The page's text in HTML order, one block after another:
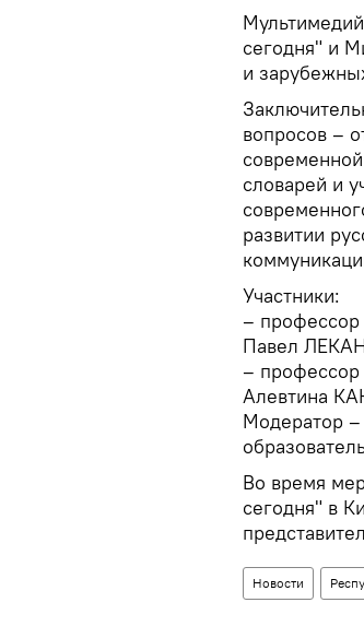
сегодня" и
и
вопросов –
словарей и
развитии
Участники:
– профессор
Павел
– профессор
Алевтина
Модератор
Во время
сегодня" в
Новости